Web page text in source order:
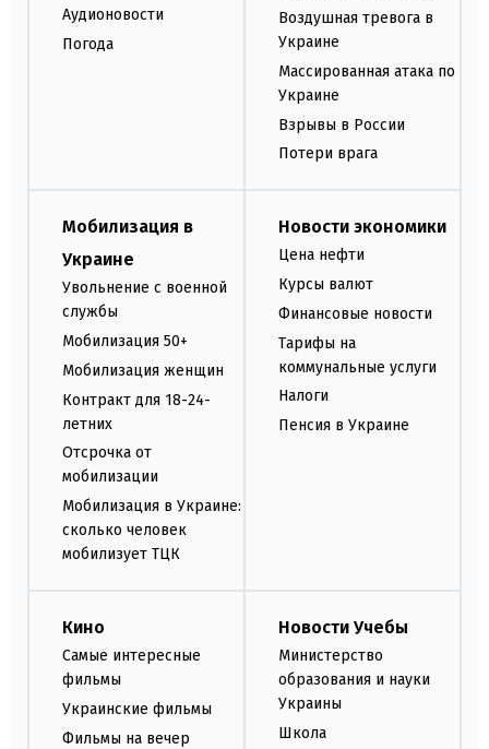
Аудионовости
Погода
Воздушная тревога в
Украине
Массированная атака по
Украине
Взрывы в России
Потери врага
Мобилизация в
Украине
Увольнение с военной
службы
Мобилизация 50+
Мобилизация женщин
Контракт для 18-24-
летних
Отсрочка от
мобилизации
Мобилизация в Украине:
сколько человек
мобилизует ТЦК
Новости экономики
Цена нефти
Курсы валют
Финансовые новости
Тарифы на
коммунальные услуги
Налоги
Пенсия в Украине
Кино
Самые интересные
фильмы
Украинские фильмы
Фильмы на вечер
Новости Учебы
Министерство
образования и науки
Украины
Школа